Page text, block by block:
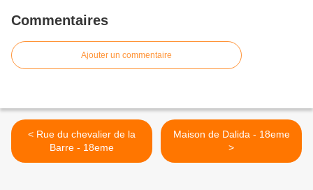
Commentaires
Ajouter un commentaire
< Rue du chevalier de la
Barre - 18eme
Maison de Dalida - 18eme
>